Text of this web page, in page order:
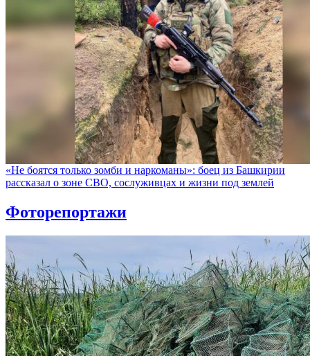
«Не боятся только зомби и наркоманы»: боец из Башкирии
рассказал о зоне СВО, сослуживцах и жизни под землей
Фоторепортажи